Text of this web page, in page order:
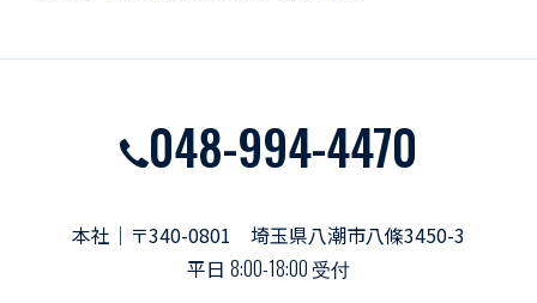
048-994-4470
本社｜〒340-0801 埼玉県八潮市八條3450-3
平日 8:00-18:00 受付